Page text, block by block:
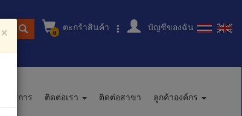
0 ตะกร้าสินค้า บัญชีของฉัน
รบริการ ติดต่อเรา ติดต่อสาขา
ลูกค้าองค์กร
×